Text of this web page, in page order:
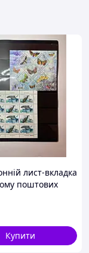
лист-вкладка
поштових
Купити